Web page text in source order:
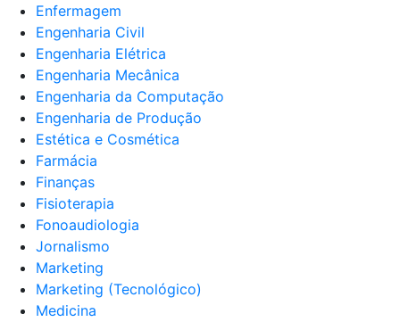
Enfermagem
Engenharia Civil
Engenharia Elétrica
Engenharia Mecânica
Engenharia da Computação
Engenharia de Produção
Estética e Cosmética
Farmácia
Finanças
Fisioterapia
Fonoaudiologia
Jornalismo
Marketing
Marketing (Tecnológico)
Medicina